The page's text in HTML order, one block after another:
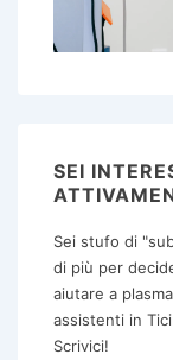
SEI
Sei stufo di
di più per
aiutare a
assistenti in
Scrivici!